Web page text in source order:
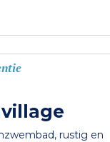
rustig en